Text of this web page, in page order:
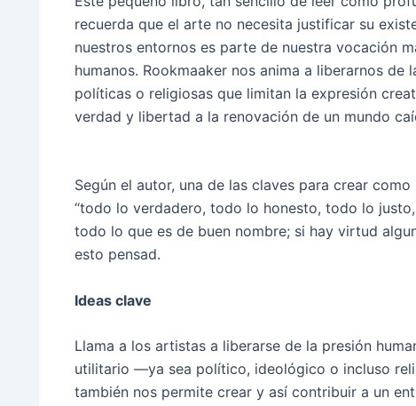
recuerda que el arte no necesita justificar su
nuestros entornos es parte de nuestra vocación
humanos. Rookmaaker nos anima a liberarnos de
políticas o religiosas que limitan la expresión
verdad y libertad a la renovación de un mundo
Según el autor, una de las claves para crear
“todo lo verdadero, todo lo honesto, todo lo
todo lo que es de buen nombre; si hay virtud
esto pensad.
Ideas clave
Llama a los artistas a liberarse de la presión
utilitario —ya sea político, ideológico o incluso
también nos permite crear y así contribuir a un